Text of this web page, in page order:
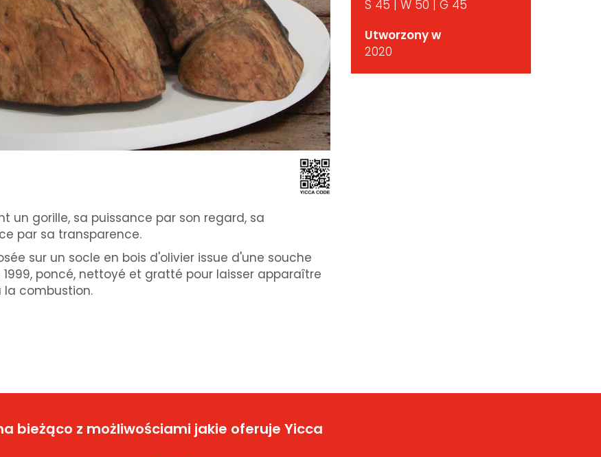
un gorille, sa puissance par son regard, sa
par sa transparence.
sur un socle en bois d'olivier issue d'une souche
poncé, nettoyé et gratté pour laisser apparaître
la combustion.
S 45 | W 50 | G 45
Utworzony w
2020
bieżąco z możliwościami jakie oferuje Yicca